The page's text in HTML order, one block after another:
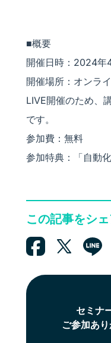
■概要
開催日時：2024
開催場所：オンラ
LIVE開催のため、
です。
参加費：無料
参加特典：「自動
この記事をシ
セミナ
ご参加あり